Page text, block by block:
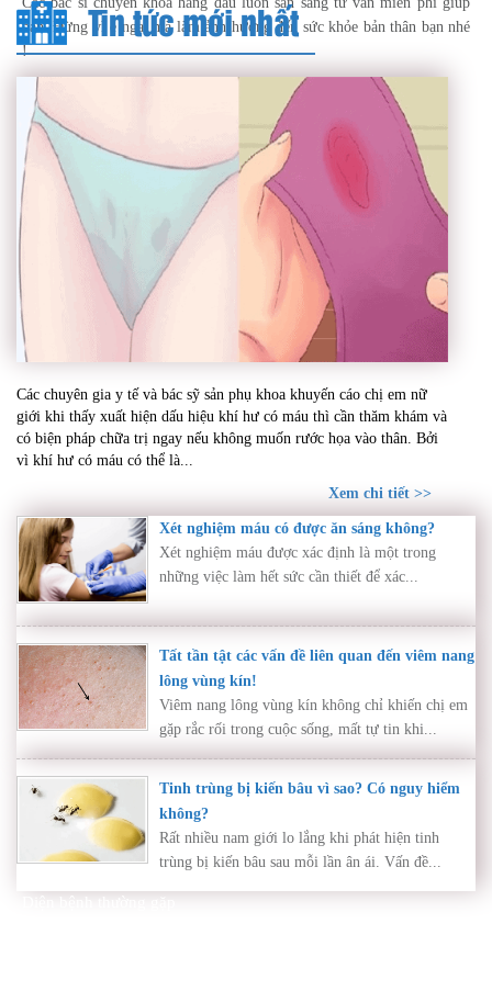
bạn. Đừng vì e ngại mà làm ảnh hưởng đến sức khỏe bản thân bạn nhé
!
Tin tức mới nhất
khám ngay nếu không muốn rước họa vào thân
Các chuyên gia y tế và bác sỹ sản phụ khoa khuyến cáo chị em nữ
giới khi thấy xuất hiện dấu hiệu khí hư có máu thì cần thăm khám và
có biện pháp chữa trị ngay nếu không muốn rước họa vào thân. Bởi
vì khí hư có máu có thể là...
Xem chi tiết >>
Xét nghiệm máu có được ăn sáng không?
Xét nghiệm máu được xác định là một trong
những việc làm hết sức cần thiết để xác...
Tất tần tật các vấn đề liên quan đến viêm nang
lông vùng kín!
Viêm nang lông vùng kín không chỉ khiến chị em
gặp rắc rối trong cuộc sống, mất tự tin khi...
Tinh trùng bị kiến bâu vì sao? Có nguy hiểm
không?
Rất nhiều nam giới lo lắng khi phát hiện tinh
trùng bị kiến bâu sau mỗi lần ân ái. Vấn đề...